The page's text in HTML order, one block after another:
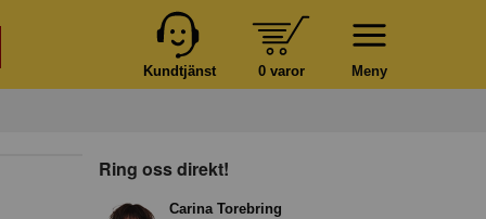
Meny
0 varor
Kundtjänst
Ring oss direkt!
Carina Torebring